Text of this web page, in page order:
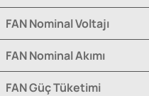
FAN Nominal Voltajı
FAN Nominal Akımı
FAN Güç Tüketimi